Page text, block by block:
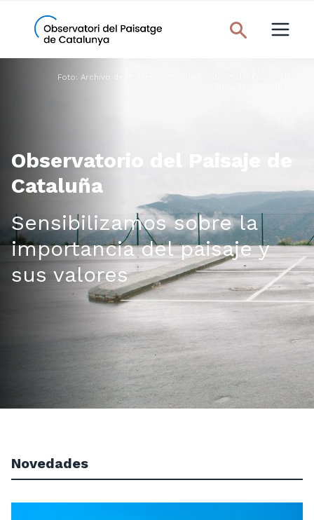
Foto: Archivo de Imágenes del Observatorio del Paisaje de
Observatorio del Paisaje de
Cataluña
Sensibilizamos sobre la
importancia del paisaje y
sus valores
Novedades